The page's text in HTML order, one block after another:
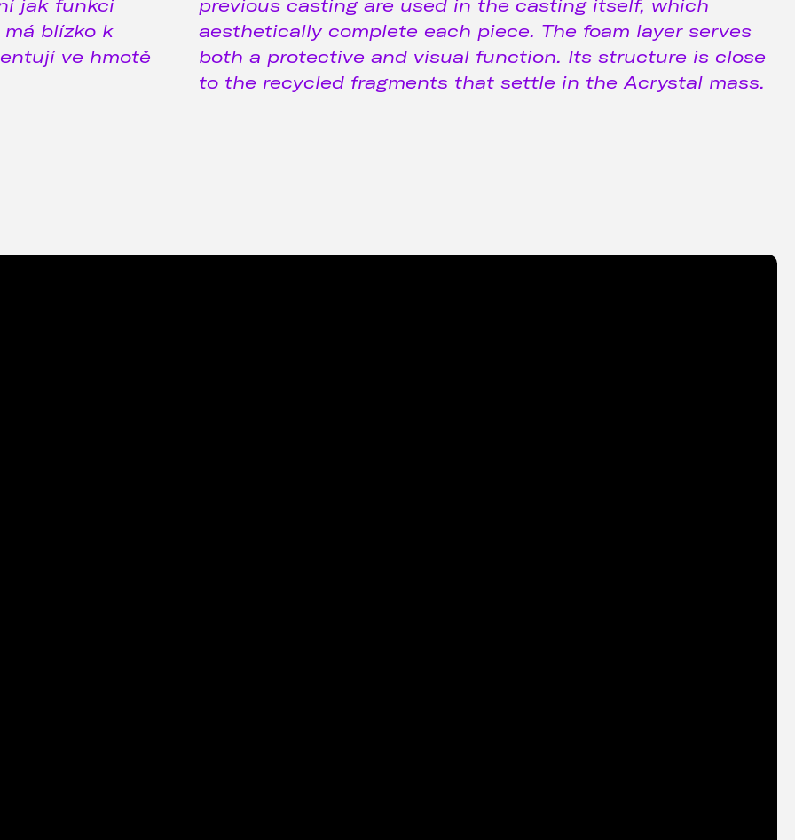
blízko k
ve hmotě
aesthetically complete each piece. The foam layer serves
both a protective and visual function. Its structure is close
to the recycled fragments that settle in the Acrystal mass.